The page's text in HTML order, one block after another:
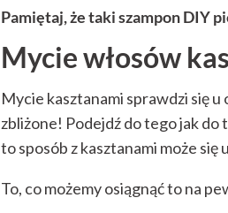
Pamiętaj, że taki szampon DIY
Mycie włosów
Mycie kasztanami sprawdzi się
zbliżone! Podejdź do tego jak do
to sposób z kasztanami może się
To, co możemy osiągnąć to na